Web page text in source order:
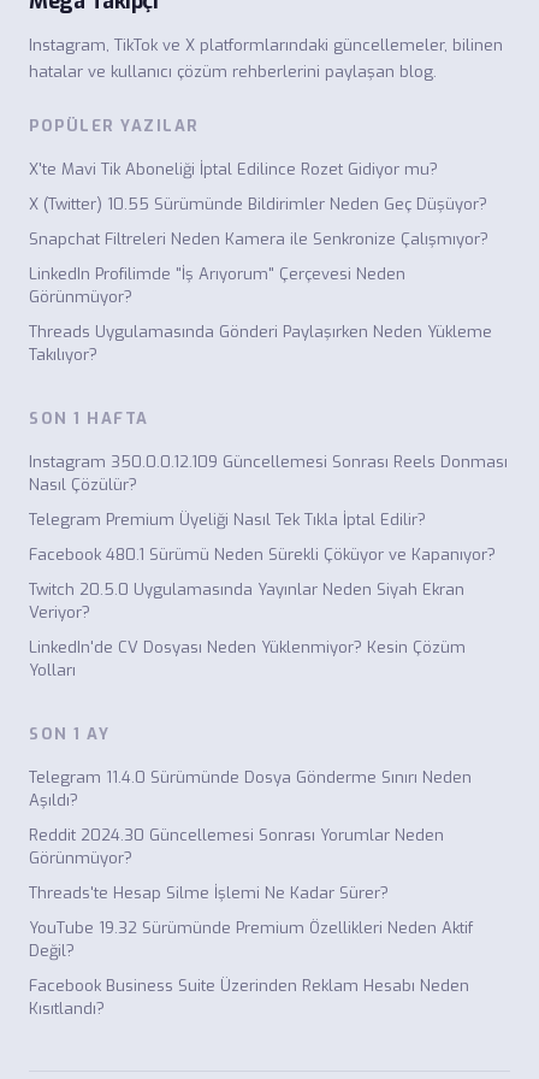
Instagram, TikTok ve X platformlarındaki güncellemeler, bilinen
hatalar ve kullanıcı çözüm rehberlerini paylaşan blog.
POPÜLER YAZILAR
X'te Mavi Tik Aboneliği İptal Edilince Rozet Gidiyor mu?
X (Twitter) 10.55 Sürümünde Bildirimler Neden Geç Düşüyor?
Snapchat Filtreleri Neden Kamera ile Senkronize Çalışmıyor?
LinkedIn Profilimde "İş Arıyorum" Çerçevesi Neden
Görünmüyor?
Threads Uygulamasında Gönderi Paylaşırken Neden Yükleme
Takılıyor?
SON 1 HAFTA
Instagram 350.0.0.12.109 Güncellemesi Sonrası Reels Donması
Nasıl Çözülür?
Telegram Premium Üyeliği Nasıl Tek Tıkla İptal Edilir?
Facebook 480.1 Sürümü Neden Sürekli Çöküyor ve Kapanıyor?
Twitch 20.5.0 Uygulamasında Yayınlar Neden Siyah Ekran
Veriyor?
LinkedIn'de CV Dosyası Neden Yüklenmiyor? Kesin Çözüm
Yolları
SON 1 AY
Telegram 11.4.0 Sürümünde Dosya Gönderme Sınırı Neden
Aşıldı?
Reddit 2024.30 Güncellemesi Sonrası Yorumlar Neden
Görünmüyor?
Threads'te Hesap Silme İşlemi Ne Kadar Sürer?
YouTube 19.32 Sürümünde Premium Özellikleri Neden Aktif
Değil?
Facebook Business Suite Üzerinden Reklam Hesabı Neden
Kısıtlandı?